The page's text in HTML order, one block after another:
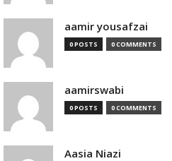
aamir yousafzai
0 POSTS 0 COMMENTS
aamirswabi
0 POSTS 0 COMMENTS
Aasia Niazi